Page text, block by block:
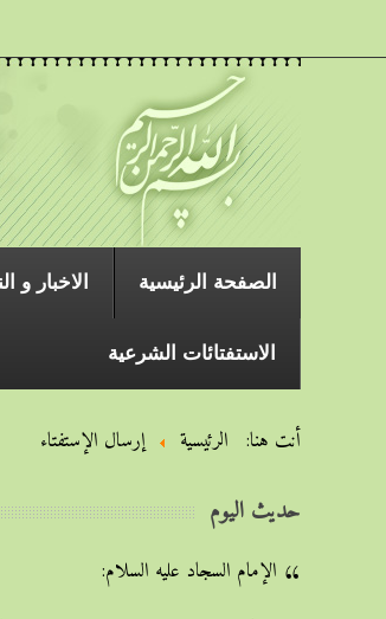
الصفحة الرئیسیة الاخبار و
الاستفتائات الشرعية
أنت هنا: الرئيسية إرسال الإستفتاء
حديث اليوم
الإمام السجاد عليه السلام: